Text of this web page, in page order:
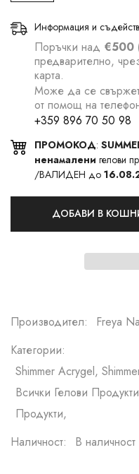
Информация и
Поръчки над €500
предварително,
карта.
Може да се
от помощ на
+359 896 70 50 98
ПРОМОКОД:
ненамалени гелови
/ВАЛИДЕН до
ДОБАВИ В
Производител:
Freya
Категории:
Shimmer Acrygel,
Всички Гелови
Продукти,
Наличност:
В наличност